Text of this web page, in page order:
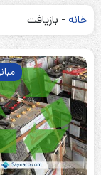
خانه - بازیافت